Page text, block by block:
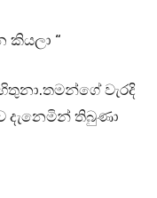
“
වැරදි
දැනෙමින් තිබුණා